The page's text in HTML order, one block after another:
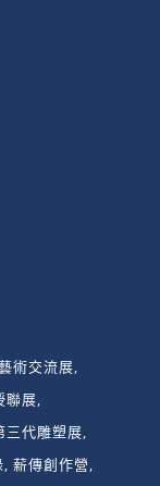
術交流展
聯展
三代雕塑展
薪傳創作營